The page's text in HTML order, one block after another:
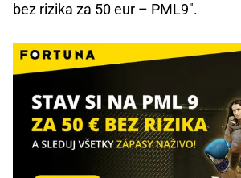
bez rizika za 50 eur – PML9".